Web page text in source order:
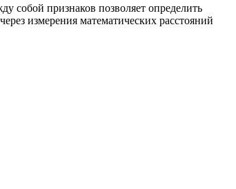
собой признаков позволяет определить
измерения математических расстояний